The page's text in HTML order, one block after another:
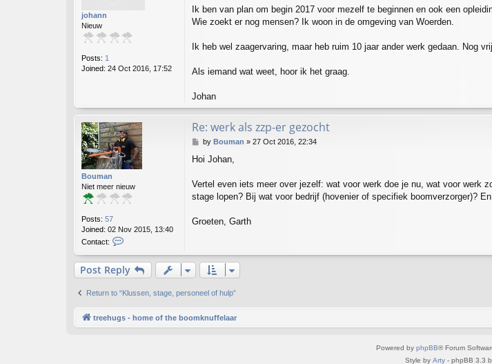
johann
Nieuw
Posts: 1
Joined: 24 Oct 2016, 17:52
Ik ben van plan om begin 2017 voor mezelf te beginnen en ook een
Wie zoekt er nog mensen? Ik woon in de omgeving van Woerden.
Ik heb wel zaagervaring, maar heb ruim 10 jaar ander werk gedaan. Nog
Als iemand wat weet, hoor ik het graag.
Johan
Bouman
Niet meer nieuw
Posts: 57
Joined: 02 Nov 2015, 13:40
Contact:
t
a
c
o
Re: werk als zzp-er gezocht
P
s
by Bouman » 27 Oct 2016, 22:34
Hoi Johan,
Vertel even iets meer over jezelf: wat voor werk doe je nu, wat voor werk
stage lopen? Bij wat voor bedrijf (hovenier of specifiek boomverzorger)?
Groeten, Garth
Post Reply
Return to “Klussen, stage, personeel of hulp”
treehugs - home of the boomknuffelaar
Powered by phpBB® Forum
Style by Arty - phpBB 3.3